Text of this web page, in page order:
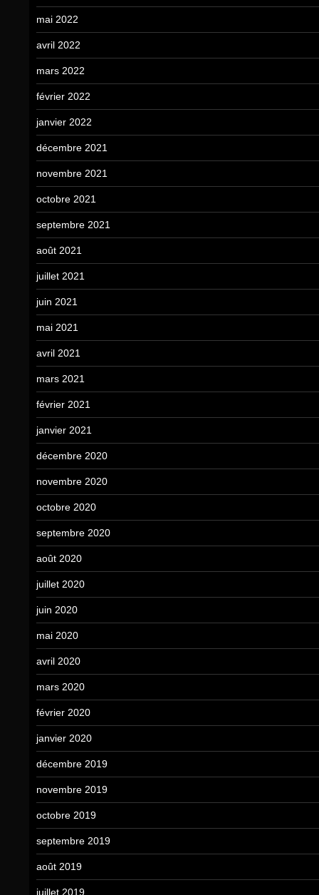
mai 2022
avril 2022
mars 2022
février 2022
janvier 2022
décembre 2021
novembre 2021
octobre 2021
septembre 2021
août 2021
juillet 2021
juin 2021
mai 2021
avril 2021
mars 2021
février 2021
janvier 2021
décembre 2020
novembre 2020
octobre 2020
septembre 2020
août 2020
juillet 2020
juin 2020
mai 2020
avril 2020
mars 2020
février 2020
janvier 2020
décembre 2019
novembre 2019
octobre 2019
septembre 2019
août 2019
juillet 2019